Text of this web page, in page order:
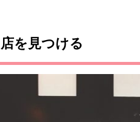
を見つける